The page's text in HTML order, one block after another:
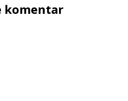
komentar